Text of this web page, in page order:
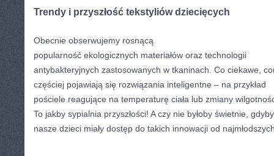
Trendy i przyszłość tekstyliów dziecięcych
Obecnie obserwujemy rosnącą
popularność ekologicznych materiałów oraz technologii
antybakteryjnych zastosowanych w tkaninach. Co ciekawe,
częściej pojawiają się rozwiązania inteligentne – na przykład
pościele reagujące na temperaturę ciała lub zmiany
To jakby sypialnia przyszłości! A czy nie byłoby świetnie, gdyby
nasze dzieci miały dostęp do takich innowacji od